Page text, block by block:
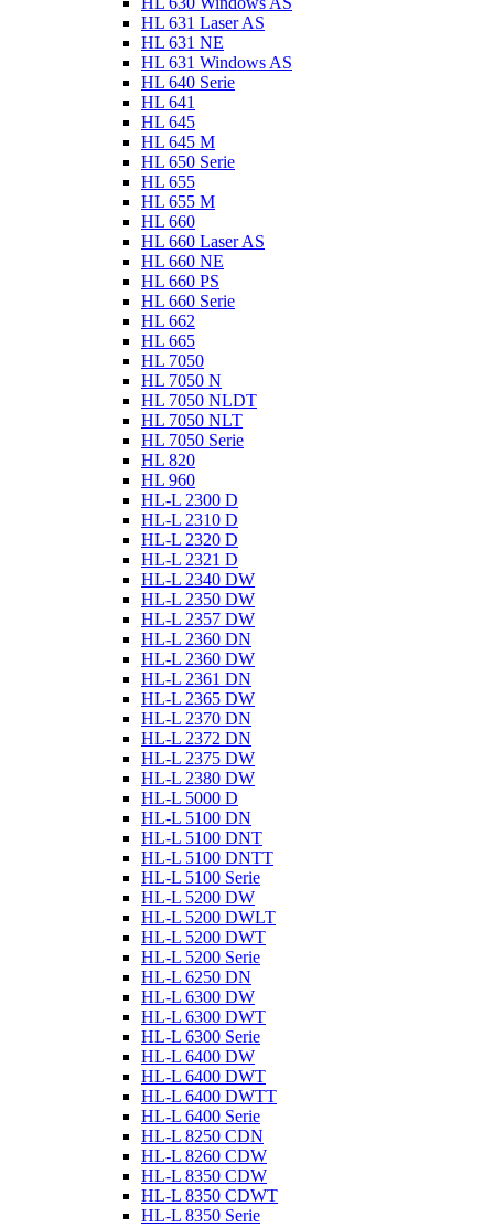
HL 631 Laser AS
HL 631 NE
HL 631 Windows AS
HL 640 Serie
HL 641
HL 645
HL 645 M
HL 650 Serie
HL 655
HL 655 M
HL 660
HL 660 Laser AS
HL 660 NE
HL 660 PS
HL 660 Serie
HL 662
HL 665
HL 7050
HL 7050 N
HL 7050 NLDT
HL 7050 NLT
HL 7050 Serie
HL 820
HL 960
HL-L 2300 D
HL-L 2310 D
HL-L 2320 D
HL-L 2321 D
HL-L 2340 DW
HL-L 2350 DW
HL-L 2357 DW
HL-L 2360 DN
HL-L 2360 DW
HL-L 2361 DN
HL-L 2365 DW
HL-L 2370 DN
HL-L 2372 DN
HL-L 2375 DW
HL-L 2380 DW
HL-L 5000 D
HL-L 5100 DN
HL-L 5100 DNT
HL-L 5100 DNTT
HL-L 5100 Serie
HL-L 5200 DW
HL-L 5200 DWLT
HL-L 5200 DWT
HL-L 5200 Serie
HL-L 6250 DN
HL-L 6300 DW
HL-L 6300 DWT
HL-L 6300 Serie
HL-L 6400 DW
HL-L 6400 DWT
HL-L 6400 DWTT
HL-L 6400 Serie
HL-L 8250 CDN
HL-L 8260 CDW
HL-L 8350 CDW
HL-L 8350 CDWT
HL-L 8350 Serie